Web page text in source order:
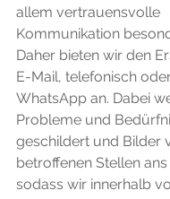
allem vertrauensvolle
Kommunikation
Daher bieten wir den
E-Mail, telefonisch
WhatsApp an. Dabei
Probleme und
geschildert und Bilder
betroffenen Stellen
sodass wir innerhalb